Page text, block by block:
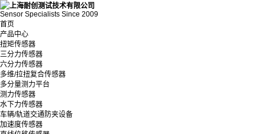
Sensor Specialists Since 2009
首页
产品中心
扭矩传感器
三分力传感器
六分力传感器
多维/拉扭复合传感器
多分量测力平台
测力传感器
水下力传感器
车辆/轨道交通防夹设备
加速度传感器